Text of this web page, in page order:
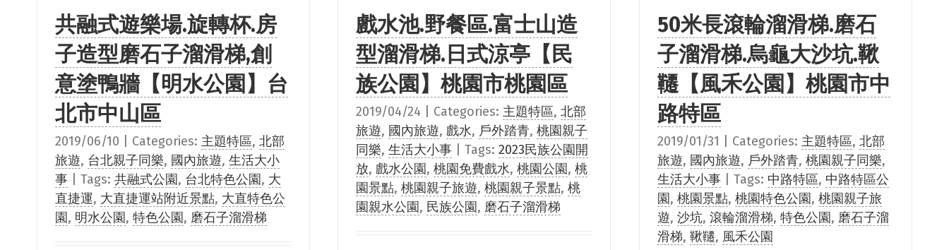
共融式遊樂場.旋轉杯.房
子造型磨石子溜滑梯,創
意塗鴨牆【明水公園】台
北市中山區
2019/06/10 Categories: 主題特區, 北部
旅遊, 台北親子同樂, 國內旅遊, 生活大小
事
Tags: 共融式公園, 台北特色公園, 大
直捷運, 大直捷運站附近景點, 大直特色公
園, 明水公園, 特色公園, 磨石子溜滑梯
戲水池.野餐區.富士山造
型溜滑梯.日式涼亭【民
族公園】桃園市桃園區
2019/04/24 Categories: 主題特區, 北部
旅遊, 國內旅遊, 戲水, 戶外踏青, 桃園親子
同樂, 生活大小事 Tags: 2023民族公園開
放, 戲水公園, 桃園免費戲水, 桃園公園, 桃
園景點, 桃園親子旅遊, 桃園親子景點, 桃
園親水公園, 民族公園, 磨石子溜滑梯
50米長滾輪溜滑梯.磨石
子溜滑梯.烏龜大沙坑.鞦
韆【風禾公園】桃園市中
路特區
2019/01/31 Categories: 主題特區, 北部
旅遊, 國內旅遊, 戶外踏青, 桃園親子同樂,
生活大小事
Tags: 中路特區, 中路特區公
園, 桃園景點, 桃園特色公園, 桃園親子旅
遊, 沙坑, 滾輪溜滑梯, 特色公園, 磨石子溜
滑梯, 鞦韆, 風禾公園